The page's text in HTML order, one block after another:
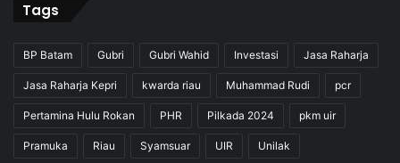
Tags
BP Batam Gubri Gubri Wahid Investasi Jasa Raharja
Jasa Raharja Kepri kwarda riau Muhammad Rudi pcr
Pertamina Hulu Rokan PHR Pilkada 2024 pkm uir
Pramuka Riau Syamsuar UIR Unilak